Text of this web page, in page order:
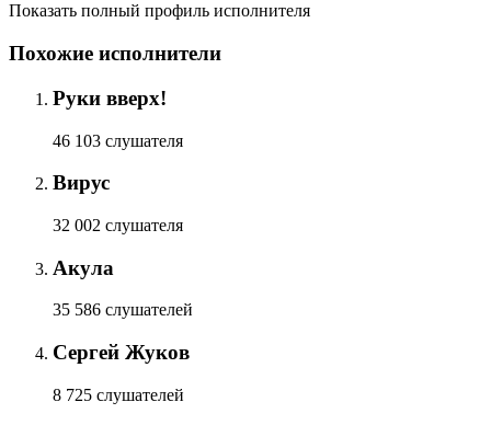
Показать полный профиль исполнителя
Похожие исполнители
Руки вверх!
46 103 слушателя
Вирус
32 002 слушателя
Акула
35 586 слушателей
Сергей Жуков
8 725 слушателей